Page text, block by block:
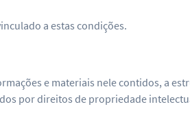
a estas condições.
e materiais nele contidos, a
por direitos de propriedade